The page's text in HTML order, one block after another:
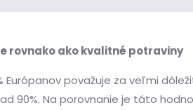
rovnako ako kvalitné potraviny
Európanov považuje za veľmi
90%. Na porovnanie je táto